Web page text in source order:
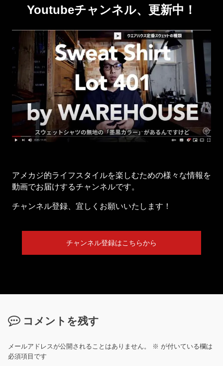
Youtubeチャンネル、更新中！
アメカジ的ライフスタイルを楽しむための様々な情報を
動画でお届けするチャンネルです。
チャンネル登録、宜しくお願いいたします！
チャンネル登録はこちらから
コメントを残す
メールアドレスが公開されることはありません。 ※ が付いている欄は
必須項目です